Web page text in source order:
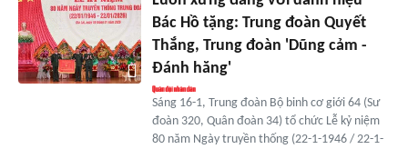
Bác Hồ tặng: Trung đoàn Quyết
Thắng, Trung đoàn 'Dũng cảm -
Đánh hăng'
Sáng 16-1, Trung đoàn Bộ binh cơ giới 64 (Sư
đoàn 320, Quân đoàn 34) tổ chức Lễ kỷ niệm
80 năm Ngày truyền thống (22-1-1946 / 22-1-